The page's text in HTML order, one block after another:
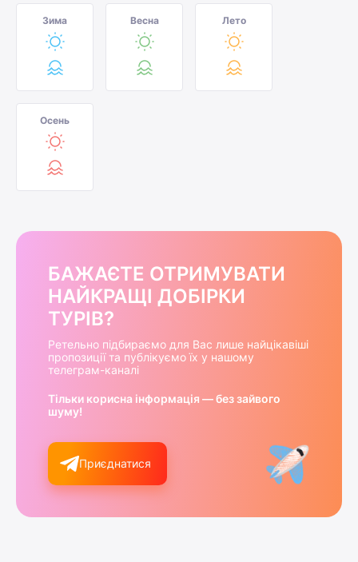
Зима Весна Лето
Осень
БАЖАЄТЕ ОТРИМУВАТИ
НАЙКРАЩІ ДОБІРКИ
ТУРІВ?
Ретельно підбираємо для Вас лише найцікавіші
пропозиції та публікуємо їх у нашому
телеграм-каналі
Тільки корисна інформація — без зайвого
шуму!
Приєднатися